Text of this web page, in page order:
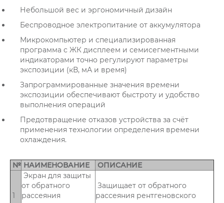
Небольшой вес и эргономичный дизайн
Беспроводное электропитание от аккумулятора
Микрокомпьютер и специализированная
программа с ЖК дисплеем и семисегментными
индикаторами точно регулируют параметры
экспозиции (кВ, мА и время)
Запрограммированные значения времени
экспозиции обеспечивают быстроту и удобство
выполнения операций
Предотвращение отказов устройства за счёт
применения технологии определения времени
охлаждения.
№ НАИМЕНОВАНИЕ ОПИСАНИЕ
1
Экран для защиты
от обратного
рассеяния
Защищает от обратного
рассеяния рентгеновского